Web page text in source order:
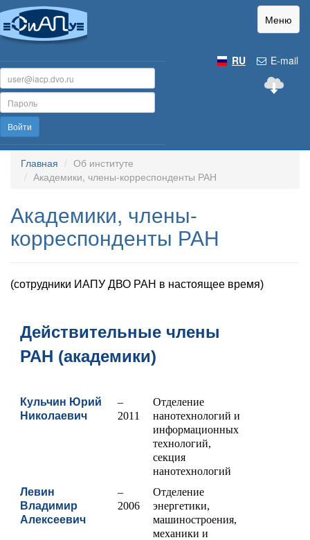
Меню
E-mail
RU
Войти
Главная
Об институте
Академики, члены-корреспонденты РАН
Академики, члены-
корреспонденты РАН
(сотрудники ИАПУ ДВО РАН в настоящее время)
Действительные члены
РАН (академики)
Кульчин Юрий
Николаевич
–
2011
Отделение
нанотехнологий и
информационных
технологий,
секция
нанотехнологий
Левин
Владимир
Алексеевич
–
2006
Отделение
энергетики,
машиностроения,
механики и